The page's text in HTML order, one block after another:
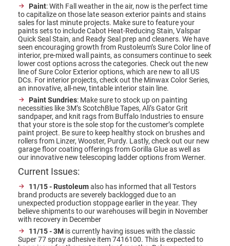
Paint: With Fall weather in the air, now is the perfect time
to capitalize on those late season exterior paints and stains
sales for last minute projects. Make sure to feature your
paints sets to include Cabot Heat-Reducing Stain, Valspar
Quick Seal Stain, and Ready Seal prep and cleaners. We have
seen encouraging growth from Rustoleum’s Sure Color line of
interior, pre-mixed wall paints, as consumers continue to seek
lower cost options across the categories. Check out the new
line of Sure Color Exterior options, which are new to all US
DCs. For interior projects, check out the Minwax Color Series,
an innovative, all-new, tintable interior stain line.
Paint Sundries: Make sure to stock up on painting
necessities like 3M’s ScotchBlue Tapes, Ali’s Gator Grit
sandpaper, and knit rags from Buffalo Industries to ensure
that your store is the sole stop for the customer’s complete
paint project. Be sure to keep healthy stock on brushes and
rollers from Linzer, Wooster, Purdy. Lastly, check out our new
garage floor coating offerings from Gorilla Glue as well as
our innovative new telescoping ladder options from Werner.
Current Issues:
11/15 - Rustoleumalso has informed that all Testors
brand products are severely backlogged due to an
unexpected production stoppage earlier in the year. They
believe shipments to our warehouses will begin in November
with recovery in December
11/15 - 3M is currently having issues with the classic
Super 77 spray adhesive item 7416100. This is expected to